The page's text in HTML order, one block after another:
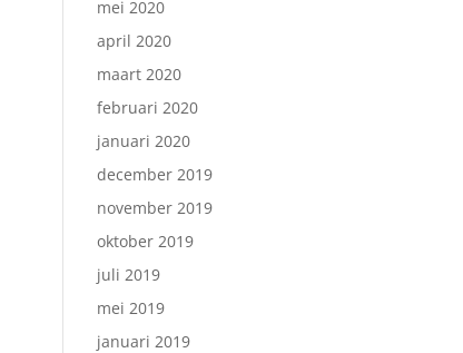
mei 2020
april 2020
maart 2020
februari 2020
januari 2020
december 2019
november 2019
oktober 2019
juli 2019
mei 2019
januari 2019